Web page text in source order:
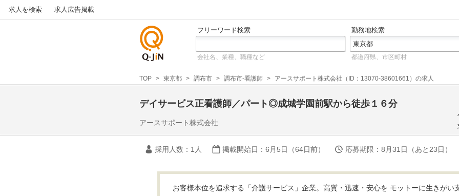
求人を検索 求人広告掲載
しの求
人サイ
フリーワード検索 勤務地検索
会社名、業種、職種など 都道府県、市区町村
TOP 東京都 調布市 調布市-看護師 アースサポート株式会社（ID：13070-38601661）の求人
デイサービス正看護師／パート◎成城学園前駅から徒歩１６分
アースサポート株式会社
採用人数 ：1人 掲載開始日 ：6月5日（64日前） 応募期限 ：8月31日（あと23日）
お客様本位を追求する「介護サービス」企業。高質・迅速・安心を モットーに生きがい